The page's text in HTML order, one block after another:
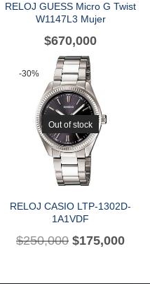
RELOJ GUESS Micro G Twist
W1147L3 Mujer
$670,000
-30%
Out of stock
RELOJ CASIO LTP-1302D-
1A1VDF
$250,000 $175,000